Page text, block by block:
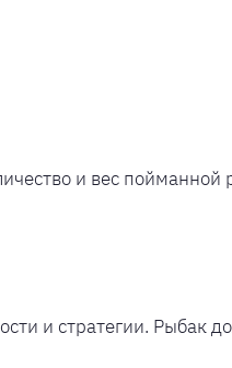
и вес
и стратегии. Рыбак